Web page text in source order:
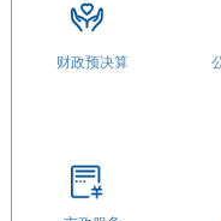
财政预决算